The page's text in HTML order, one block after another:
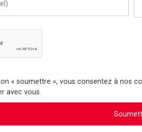
« soumettre », vous consentez à nos
avec vous.